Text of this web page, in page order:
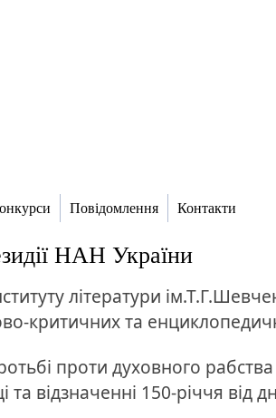
Повідомлення Контакти
НАН України
літератури
критичних та
проти духовного
та відзначенні 150-річчя